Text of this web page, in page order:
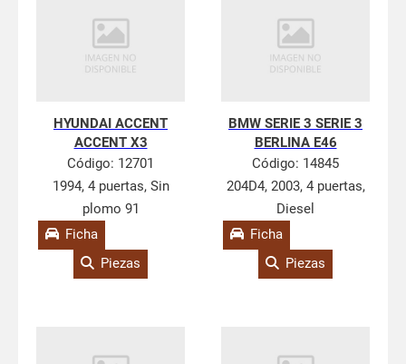
HYUNDAI ACCENT
ACCENT X3
Código: 12701
1994, 4 puertas, Sin
plomo 91
Ficha
Piezas
BMW SERIE 3 SERIE 3
BERLINA E46
Código: 14845
204D4, 2003, 4 puertas,
Diesel
Ficha
Piezas